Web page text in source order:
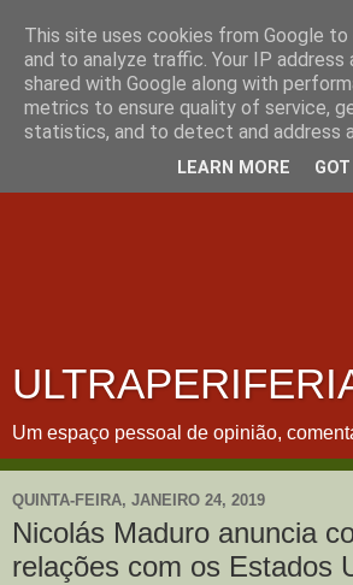
Um espaço pessoal de opinião,
QUINTA-FEIRA, JANEIRO 24, 2019
Nicolás Maduro anuncia
relações com os Estados
This site uses cookies from Google
and to analyze traffic. Your IP address
shared with Google along with
metrics to ensure quality of service,
statistics, and to detect and address
LEARN MORE